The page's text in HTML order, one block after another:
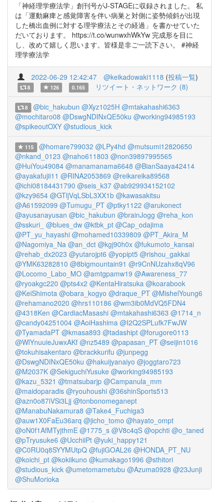
「神経理学療法学」創刊号がJ-STAGEに収録されました。 私
は「運動麻痺と感覚障害を伴い病巣と対側に姿勢傾斜が出現
した橋出血例に対する理学療法とその経過」を書かせていた
だいております。 https://t.co/wunwxhWkYw 完成形を目に
し、改めて嬉しく思います。皆様是非ご一読下さい。 #神経
理学療法学
2022-06-29 12:42:47 @keikadowaki1118 (投稿一覧)
8 126 0.165 リツイート・ネットワーク (8)
8 @bic_hakubun @Xyz1025H @mtakahashi6363
@mochitaro08 @DswgNDINxQE50ku @working94985193
@spikeoutOXY @studious_kick
115 @homare799032 @LPy4hd @mutsumi12820650
@nkand_0123 @naho611803 @non39897995565
@HuiYou49084 @manamanama6648 @BianSaaya42414
@ayakafujii11 @RINA2053869 @reikareika89568
@ichi08184431790 @seis_k37 @ab929934152102
@kzy9654 @GTljVqLSbL3XX1b @kawasakitsu
@A61592099 @Tumugu_PT @ptky1122 @arukonect
@ayusanayusan @bic_hakubun @brainJogg @reha_kon
@sskuri_ @blues_dw @ktbk_pt @Cap_odajima
@PT_yu_hayashi @mohamed10339809 @PT_Akira_M
@Nagomiya_Na @an_dct @kgj90h0x @fukumoto_kansai
@rehab_dx2023 @yutarojpt6 @yopipt5 @rishou_gakkai
@YMK63282810 @8bigmountain91 @r9CnNUzahx8qV96
@Locomo_Labo_MO @amtgpamw19 @Awareness_77
@ryoakgc220 @pts4x2 @KentaHiratsuka @koarabook
@KeiShimota @obara_kogyo @draque_PT @MishelYoung6
@rehamano2020 @hrs110186 @wm3ib0MdVQ5FDN4
@4318Ken @CardiacMasashi @mtakahashi6363 @1714_n
@candy04251004 @AoiHashima @I2Q2SPLufk7FwJW
@TyamadaPT @kmasa893 @tadashipt @forugore0113
@WlYnuuieJuwxAKf @nz5489 @papasan_PT @seijin1016
@tokuhisakentaro @brackkurifu @junpegg
@DswgNDINxQE50ku @hakuijyanaiyo @joggtaro723
@M2037K @SekiguchiYusuke @working94985193
@kazu_5321 @tmatsubarjp @Campanula_mm
@maidoparadis @ryouhoushi @36shinSports513
@azn0o87iVSi3Ljj @tonbonomeganept
@ManabuNakamura8 @Take4_Fuchiga3
@auw1X0FaEu36arq @jicho_tomo @hayato_ompt
@oN0f1AfMTyjthmE @1775_s @V8c4qS @opchti @o_taned
@pTryusuke6 @UcchiiPt @yuki_happy121
@C0RU0q8SYYMUtpQ @fujiGOAL26 @HONDA_PT_NU
@koichi_pt @kokiikuno @kumakago1996 @sthitori
@studious_kick @umetomametubu @Azuma0928 @23Junji
@ShuMorioka